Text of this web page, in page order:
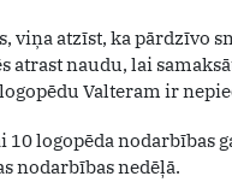
atzīst, ka pārdzīvo
atrast naudu, lai
Valteram ir
10 logopēda nodarbības
nodarbības nedēļā.